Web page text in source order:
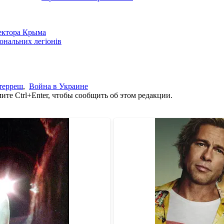
Крыма
легіонів
, Война в Украине
Ctrl+Enter, чтобы сообщить об этом редакции.